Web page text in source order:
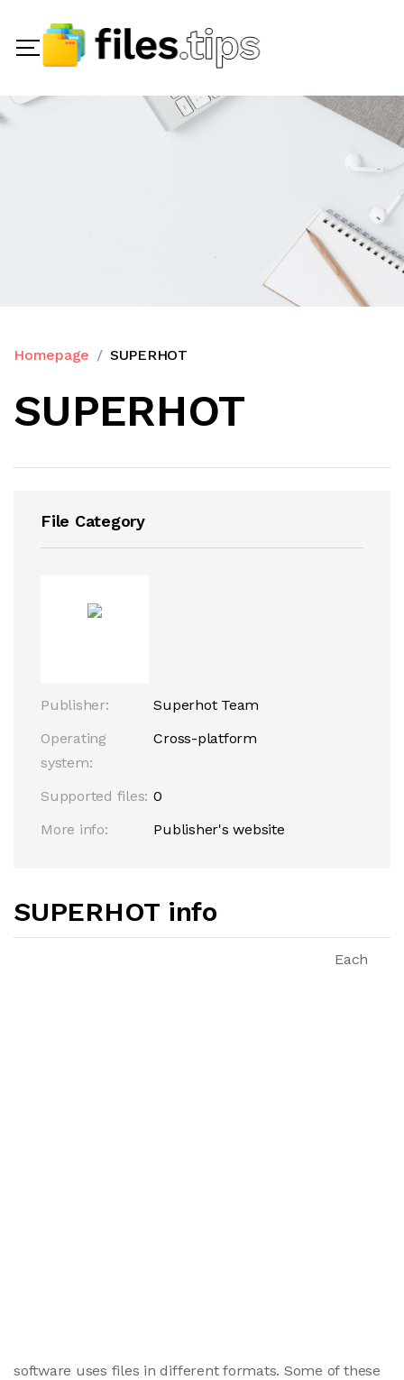
Homepage SUPERHOT
SUPERHOT
File Category
Publisher:
Superhot Team
Operating
system:
Cross-platform
Supported files: 0
More info:
Publisher's website
SUPERHOT info
Each
software uses files in different formats. Some of these